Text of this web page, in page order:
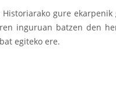
gure
inguruan batzen den
egiteko ere.